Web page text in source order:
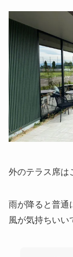
外のテラス席は
雨が降ると普通
風が気持ちいい